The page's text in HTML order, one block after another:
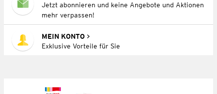
Jetzt abonnieren und keine Angebote und Aktionen
mehr verpassen!
MEIN KONTO
Exklusive Vorteile für Sie